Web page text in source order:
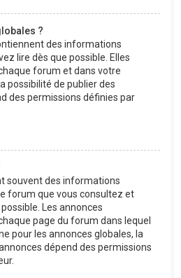
?
des informations
lire dès que possible. Elles
forum et dans votre
possibilité de publier des
des permissions définies par
souvent des informations
forum que vous consultez et
Les annonces
page du forum dans lequel
pour les annonces globales, la
dépend des permissions